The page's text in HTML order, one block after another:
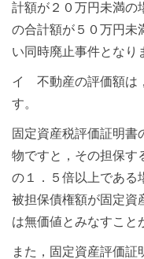
計額が２０万円未満
の合計額が５０万円未
い同時廃止事件となり
イ 不動産の評価額は
す。
固定資産税評価証明
物ですと，その担保す
の１．５倍以上であ
被担保債権額が固定資
は無価値とみなすこと
また，固定資産評価証